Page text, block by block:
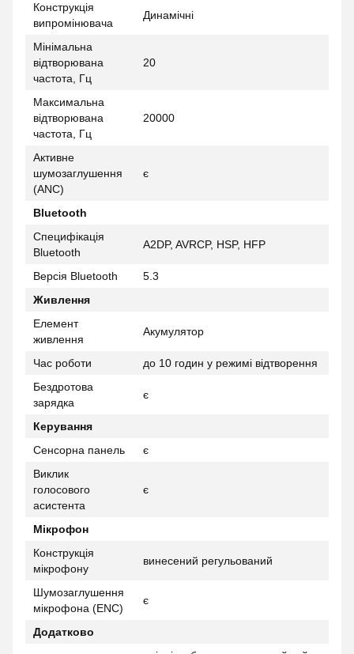
Конструкція
випромінювача
Динамічні
Мінімальна
відтворювана
частота, Гц
20
Максимальна
відтворювана
частота, Гц
20000
Активне
шумозаглушення
(ANC)
є
Bluetooth
Специфікація
Bluetooth
A2DP, AVRCP, HSP, HFP
Версія Bluetooth
5.3
Живлення
Елемент
живлення
Акумулятор
Час роботи
до 10 годин у режимі відтворення
Бездротова
зарядка
є
Керування
Сенсорна панель
є
Виклик
голосового
асистента
є
Мікрофон
Конструкція
мікрофону
винесений регульований
Шумозаглушення
мікрофона (ENC)
є
Додатково